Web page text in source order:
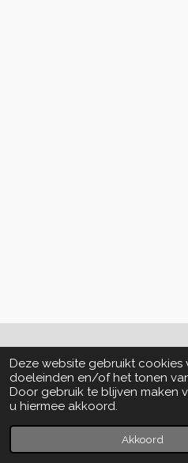
Deze website gebruikt cookies
doeleinden en/of het tonen
Door gebruik te blijven maken
u hiermee akkoord.
Akkoord
© 2020 - 2022 La Perla Skin &
Telefoonnummer